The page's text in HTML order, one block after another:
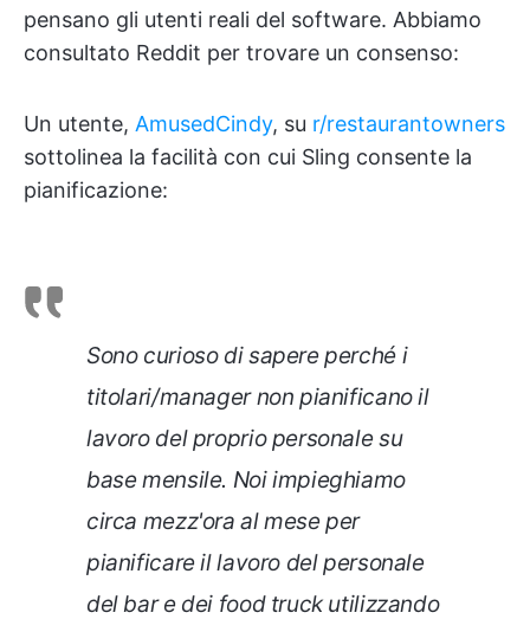
pensano gli utenti reali del software. Abbiamo
consultato Reddit per trovare un consenso:
Un utente, AmusedCindy, su r/restaurantowners
sottolinea la facilità con cui Sling consente la
pianificazione:
Sono curioso di sapere perché i
titolari/manager non pianificano il
lavoro del proprio personale su
base mensile. Noi impieghiamo
circa mezz'ora al mese per
pianificare il lavoro del personale
del bar e dei food truck utilizzando